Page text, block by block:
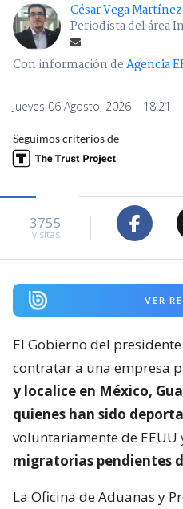
César Vega Martínez
Periodista del área
Con información deAgencia
Jueves 06 Agosto, 2026 | 18:21
Seguimos criterios de
3755
visitas
VER
El Gobierno del
contratar a una empresa
y localice en México,
quienes han sido
voluntariamente de EEUU
migratorias pendientes
La Oficina de Aduanas y